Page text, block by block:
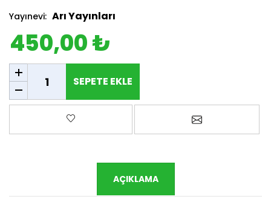
Yayınevi: Arı Yayınları
450,00 ₺
SEPETE EKLE
SEPETE EKLE
Favorilere ekle Arkadaşına
AÇIKLAMA